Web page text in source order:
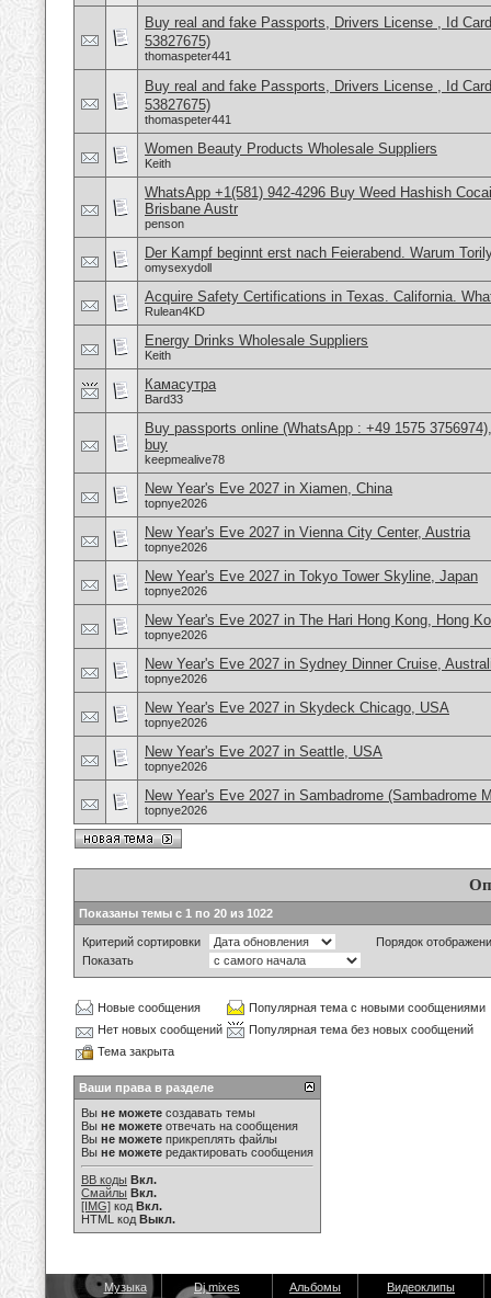
Buy real and fake Passports, Drivers License , Id
53827675)
thomaspeter441
Buy real and fake Passports, Drivers License , Id
53827675)
thomaspeter441
Women Beauty Products Wholesale Suppliers
Keith
WhatsApp +1(581) 942-4296 Buy Weed Hashish
Brisbane Austr
penson
Der Kampf beginnt erst nach Feierabend. Warum
omysexydoll
Acquire Safety Certifications in Texas. California.
Rulean4KD
Energy Drinks Wholesale Suppliers
Keith
Камасутра
Bard33
Buy passports online (WhatsApp : +49 1575
buy
keepmealive78
New Year's Eve 2027 in Xiamen, China
topnye2026
New Year's Eve 2027 in Vienna City Center, Austria
topnye2026
New Year's Eve 2027 in Tokyo Tower Skyline, Japan
topnye2026
New Year's Eve 2027 in The Hari Hong Kong, Hong
topnye2026
New Year's Eve 2027 in Sydney Dinner Cruise,
topnye2026
New Year's Eve 2027 in Skydeck Chicago, USA
topnye2026
New Year's Eve 2027 in Seattle, USA
topnye2026
New Year's Eve 2027 in Sambadrome (Sambadrome
topnye2026
Показаны темы с 1 по 20 из 1022
Критерий сортировки
Порядок
Показать
Новые сообщения
Популярная тема с новыми сообщениями
Нет новых сообщений
Популярная тема без новых сообщений
Тема закрыта
Ваши права в разделе
Вы не можете создавать темы
Вы не можете отвечать на сообщения
Вы не можете прикреплять файлы
Вы не можете редактировать сообщения
BB коды Вкл.
Смайлы Вкл.
[IMG] код Вкл.
HTML код Выкл.
Музыка Dj mixes Альбомы Видеоклипы